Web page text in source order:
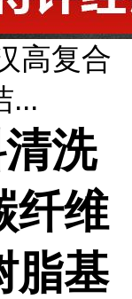
高复合
...
洗
纤维
脂基